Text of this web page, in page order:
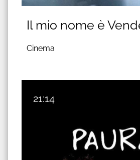
Il mio nome è
Cinema
21:14